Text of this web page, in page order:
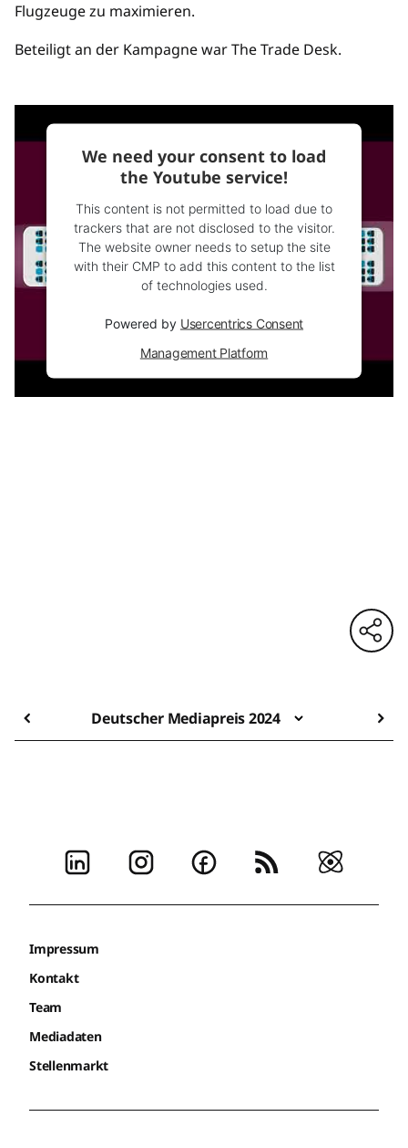
Flugzeuge zu maximieren.
Beteiligt an der Kampagne war The Trade Desk.
We need your consent to load
the Youtube service!
This content is not permitted to load due to
trackers that are not disclosed to the visitor.
The website owner needs to setup the site
with their CMP to add this content to the list
of technologies used.
Powered by Usercentrics Consent
Management Platform
Deutscher Mediapreis 2024
Impressum
Kontakt
Team
Mediadaten
Stellenmarkt